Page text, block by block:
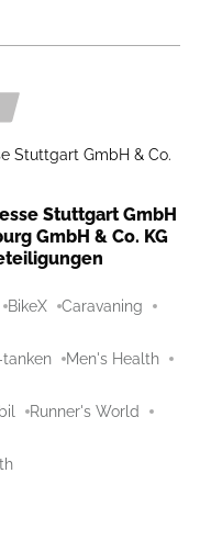
Stuttgart GmbH & Co.
Stuttgart GmbH
GmbH & Co. KG
BikeX Caravaning
Men's Health
Runner's World